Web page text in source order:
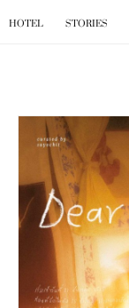
HOTEL STORIES